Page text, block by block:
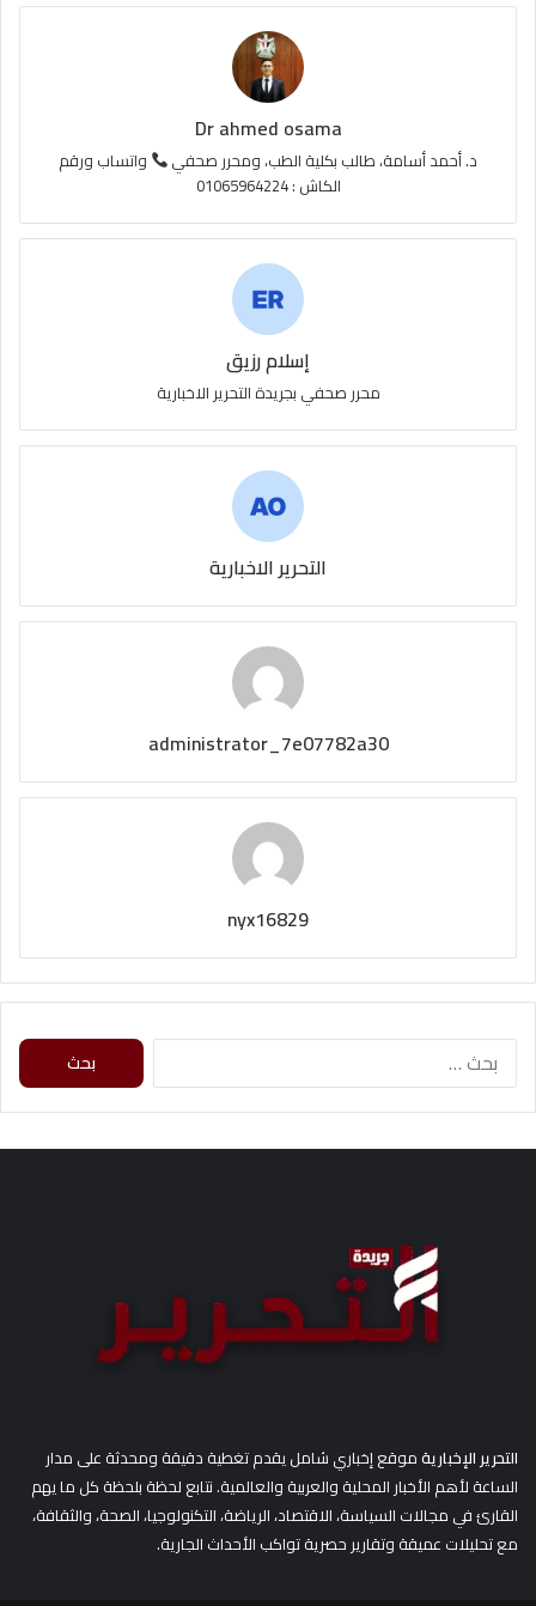
Dr ahmed osama
د. أحمد أسامة، طالب بكلية الطب، ومحرر صحفي
واتساب ورقم
الكاش : 01065964224
إسلام رزيق
محرر صحفي بجريدة التحرير الاخبارية
التحرير الاخبارية
administrator_7e07782a30
nyx16829
البحث
عن:
التحرير الإخباريةموقع إخباري شامل يقدم تغطية دقيقة ومحدثة على مدار
الساعة لأهم الأخبار المحلية والعربية والعالمية. نتابع لحظة بلحظة كل ما يهم
القارئ في مجالات السياسة، الاقتصاد، الرياضة، التكنولوجيا، الصحة، والثقافة،
مع تحليلات عميقة وتقارير حصرية تواكب الأحداث الجارية.